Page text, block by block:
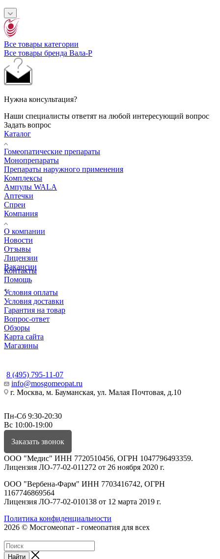
Все товары категории
Все товары бренда Вала-Р
Нужна консультация?
Наши специалисты ответят на любой интересующий вопрос
Задать вопрос
Каталог
Гомеопатические препараты
Монопрепараты
Препараты наружного применения
Комплексы
Ампулы WALA
Аптечки
Спреи
Компания
О компании
Новости
Отзывы
Лицензии
Вакансии
Контакты
Помощь
Условия оплаты
Условия доставки
Гарантия на товар
Вопрос-ответ
Обзоры
Карта сайта
Магазины
8 (495) 795-11-07
info@mosgomeopat.ru
г. Москва, м. Бауманская, ул. Малая Почтовая, д.10
Пн-Сб 9:30-20:30
Вс 10:00-19:00
Заказать звонок
ООО "Медис" ИНН 7720510456, ОГРН 1047796493359.
Лицензия ЛО-77-02-011272 от 26 ноября 2020 г.
ООО "Вербена-Фарм" ИНН 7703416742, ОГРН
1167746869564
Лицензия ЛО-77-02-010138 от 12 марта 2019 г.
Политика конфиденциальности
2026 © Мосгомеопат - гомеопатия для всех
Найти